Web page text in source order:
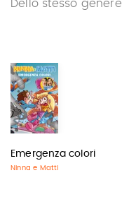
Dello stesso genere
Emergenza colori
Ninna e Matti